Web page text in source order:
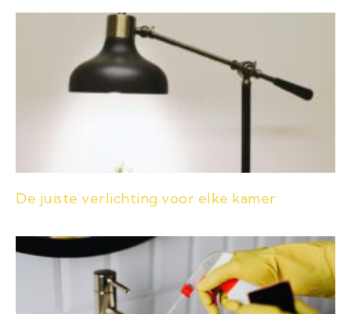
De juiste verlichting voor elke kamer